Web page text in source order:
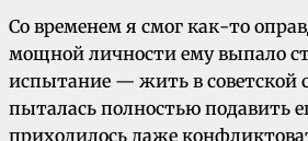
Со временем я смог как-то
мощной личности ему выпало
испытание — жить в советской
пыталась полностью подавить
приходилось даже